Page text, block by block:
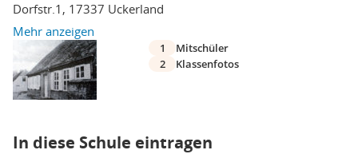
Dorfstr.1, 17337 Uckerland
Mehr anzeigen
1
Mitschüler
2
Klassenfotos
In diese Schule eintragen